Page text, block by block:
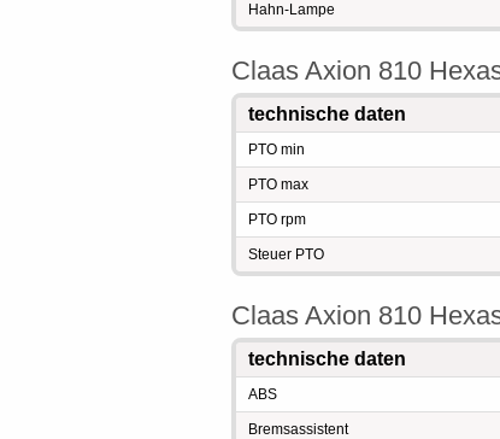
Hahn-Lampe
Claas Axion 810
technische daten
PTO min
PTO max
PTO rpm
Steuer PTO
Claas Axion 810
technische daten
ABS
Bremsassistent